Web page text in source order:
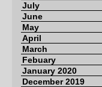
July
June
May
April
March
Febuary
January 2020
December 2019